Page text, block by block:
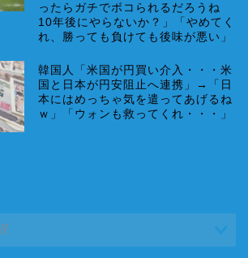
ったらガチでボコられるだろうね
10年後にやらないか？」「やめてく
れ、勝っても負けても後味が悪い」
韓国人「米国が円買い介入・・・米
国と日本が円安阻止へ連携」→「日
本にはめっちゃ気を遣ってあげるね
ｗ」「ウォンも救ってくれ・・・」